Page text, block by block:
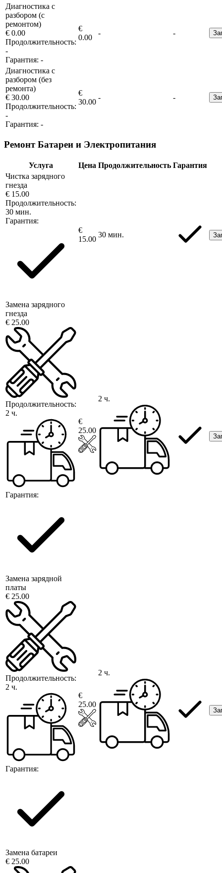
Диагностика с
разбором (с
ремонтом)
€ 0.00
Продолжительность:
-
Гарантия: -
€
0.00
- -
Диагностика с
разбором (без
ремонта)
€ 30.00
Продолжительность:
-
Гарантия: -
€
30.00
- -
Ремонт Батареи и Электропитания
Услуга Цена Продолжительность Гарантия
Чистка зарядного
гнезда
€ 15.00
Продолжительность:
30 мин.
Гарантия:
€
15.00
30 мин.
Замена зарядного
гнезда
€ 25.00
Продолжительность:
2 ч.
Гарантия:
€
25.00
2 ч.
Замена зарядной
платы
€ 25.00
Продолжительность:
2 ч.
Гарантия:
€
25.00
2 ч.
Замена батареи
€ 25.00